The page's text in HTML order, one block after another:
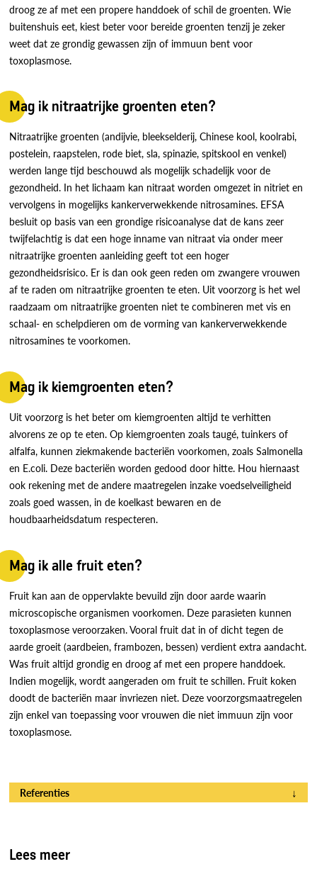
droog ze af met een propere handdoek of schil de groenten. Wie
buitenshuis eet, kiest beter voor bereide groenten tenzij je zeker
weet dat ze grondig gewassen zijn of immuun bent voor
toxoplasmose.
Mag ik nitraatrijke groenten eten?
Nitraatrijke groenten (andijvie, bleekselderij, Chinese kool, koolrabi,
postelein, raapstelen, rode biet, sla, spinazie, spitskool en venkel)
werden lange tijd beschouwd als mogelijk schadelijk voor de
gezondheid. In het lichaam kan nitraat worden omgezet in nitriet en
vervolgens in mogelijks kankerverwekkende nitrosamines. EFSA
besluit op basis van een grondige risicoanalyse dat de kans zeer
twijfelachtig is dat een hoge inname van nitraat via onder meer
nitraatrijke groenten aanleiding geeft tot een hoger
gezondheidsrisico. Er is dan ook geen reden om zwangere vrouwen
af te raden om nitraatrijke groenten te eten. Uit voorzorg is het wel
raadzaam om nitraatrijke groenten niet te combineren met vis en
schaal- en schelpdieren om de vorming van kankerverwekkende
nitrosamines te voorkomen.
Mag ik kiemgroenten eten?
Uit voorzorg is het beter om kiemgroenten altijd te verhitten
alvorens ze op te eten. Op kiemgroenten zoals taugé, tuinkers of
alfalfa, kunnen ziekmakende bacteriën voorkomen, zoals Salmonella
en E.coli. Deze bacteriën worden gedood door hitte. Hou hiernaast
ook rekening met de andere maatregelen inzake voedselveiligheid
zoals goed wassen, in de koelkast bewaren en de
houdbaarheidsdatum respecteren.
Mag ik alle fruit eten?
Fruit kan aan de oppervlakte bevuild zijn door aarde waarin
microscopische organismen voorkomen. Deze parasieten kunnen
toxoplasmose veroorzaken. Vooral fruit dat in of dicht tegen de
aarde groeit (aardbeien, frambozen, bessen) verdient extra aandacht.
Was fruit altijd grondig en droog af met een propere handdoek.
Indien mogelijk, wordt aangeraden om fruit te schillen. Fruit koken
doodt de bacteriën maar invriezen niet. Deze voorzorgsmaatregelen
zijn enkel van toepassing voor vrouwen die niet immuun zijn voor
toxoplasmose.
↓
Referenties
Lees meer